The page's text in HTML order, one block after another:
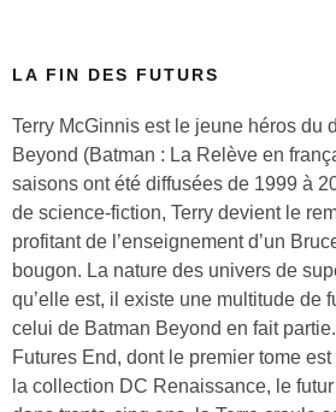
LA FIN DES FUTURS
Terry McGinnis est le jeune héros du
Beyond (Batman : La Relève en
saisons ont été diffusées de 1999 à
de science-fiction, Terry devient le
profitant de l’enseignement d’un
bougon. La nature des univers de
qu’elle est, il existe une multitude de
celui de Batman Beyond en fait
Futures End, dont le premier tome
la collection DC Renaissance, le